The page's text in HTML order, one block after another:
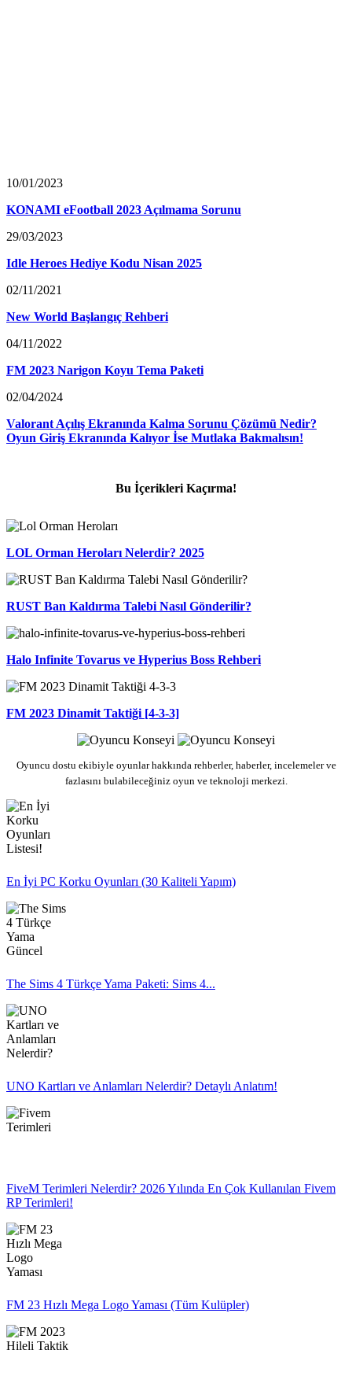
10/01/2023
KONAMI eFootball 2023 Açılmama Sorunu
29/03/2023
Idle Heroes Hediye Kodu Nisan 2025
02/11/2021
New World Başlangıç Rehberi
04/11/2022
FM 2023 Narigon Koyu Tema Paketi
02/04/2024
Valorant Açılış Ekranında Kalma Sorunu Çözümü Nedir?
Oyun Giriş Ekranında Kalıyor İse Mutlaka Bakmalısın!
Bu İçerikleri Kaçırma!
LOL Orman Heroları Nelerdir? 2025
RUST Ban Kaldırma Talebi Nasıl Gönderilir?
Halo Infinite Tovarus ve Hyperius Boss Rehberi
FM 2023 Dinamit Taktiği [4-3-3]
Oyuncu dostu ekibiyle oyunlar hakkında rehberler, haberler, incelemeler ve
fazlasını bulabileceğiniz oyun ve teknoloji merkezi.
En İyi PC Korku Oyunları (30 Kaliteli Yapım)
The Sims 4 Türkçe Yama Paketi: Sims 4...
UNO Kartları ve Anlamları Nelerdir? Detaylı Anlatım!
FiveM Terimleri Nelerdir? 2026 Yılında En Çok Kullanılan Fivem
RP Terimleri!
FM 23 Hızlı Mega Logo Yaması (Tüm Kulüpler)